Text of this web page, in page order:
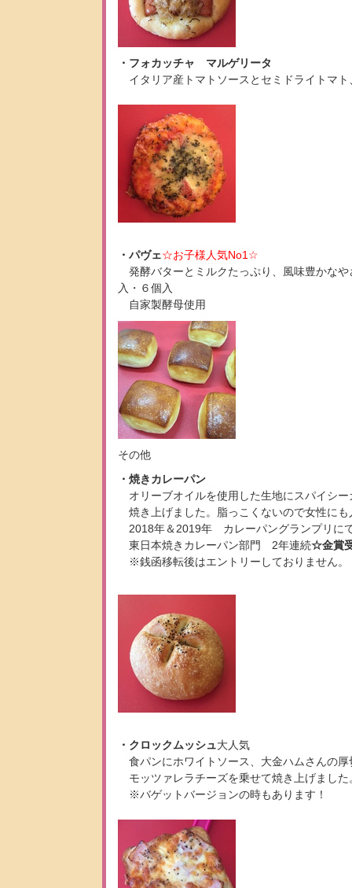
・フォカッチャ マルゲリータ
イタリア産トマトソースとセミドライトマト
・パヴェ☆お子様人気No1☆
発酵バターとミルクたっぷり、風味豊かな
入・６個入
自家製酵母使用
その他
・焼きカレーパン
オリーブオイルを使用した生地にスパイシー
焼き上げました。脂っこくないので女性にも
2018年＆2019年 カレーパングランプリに
東日本焼きカレーパン部門 2年連続☆金賞
※銭函移転後はエントリーしておりません。
・クロックムッシュ大人気
食パンにホワイトソース、大金ハムさんの厚
モッツァレラチーズを乗せて焼き上げました
※バゲットバージョンの時もあります！